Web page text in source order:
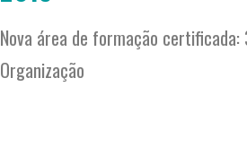
Nova área de formação certificada:
Organização